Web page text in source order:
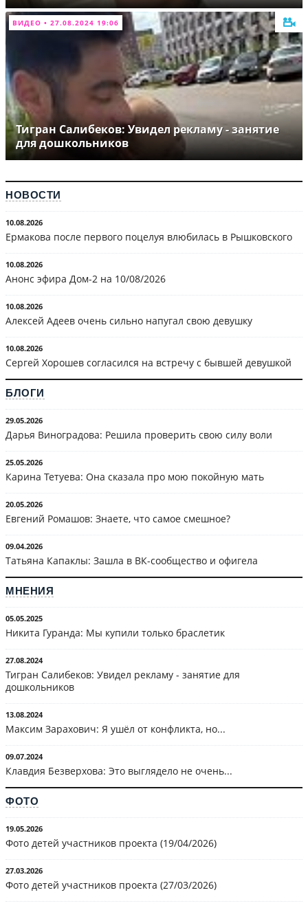
ВИДЕО • 27.08.2024 19:06
Тигран Салибеков: Увидел рекламу - занятие
для дошкольников
НОВОСТИ
10.08.2026
Ермакова после первого поцелуя влюбилась в Рышковского
10.08.2026
Анонс эфира Дом-2 на 10/08/2026
10.08.2026
Алексей Адеев очень сильно напугал свою девушку
10.08.2026
Сергей Хорошев согласился на встречу с бывшей девушкой
БЛОГИ
29.05.2026
Дарья Виноградова: Решила проверить свою силу воли
25.05.2026
Карина Тетуева: Она сказала про мою покойную мать
20.05.2026
Евгений Ромашов: Знаете, что самое смешное?
09.04.2026
Татьяна Капаклы: Зашла в ВК-сообщество и офигела
МНЕНИЯ
05.05.2025
Никита Гуранда: Мы купили только браслетик
27.08.2024
Тигран Салибеков: Увидел рекламу - занятие для
дошкольников
13.08.2024
Максим Зарахович: Я ушёл от конфликта, но...
09.07.2024
Клавдия Безверхова: Это выглядело не очень...
ФОТО
19.05.2026
Фото детей участников проекта (19/04/2026)
27.03.2026
Фото детей участников проекта (27/03/2026)